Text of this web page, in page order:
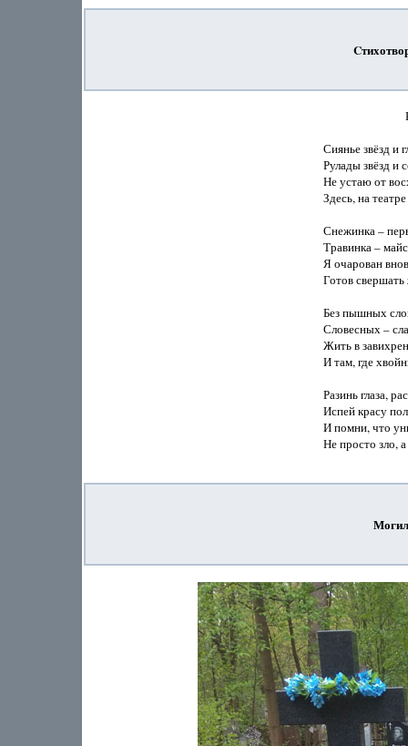
Сиянье звёзд и
Рулады звёзд и
Не устаю от
Здесь, на
Снежинка –
Травинка –
Я очарован
Готов
Без пышных
Словесных –
Жить в
И там, где
Разинь глаза,
Испей красу
И помни, что
Не просто зло,